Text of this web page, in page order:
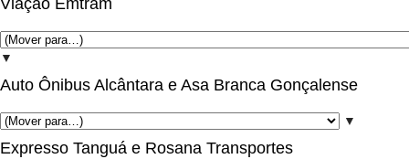
Viação Emtram
▼
Auto Ônibus Alcântara e Asa Branca Gonçalense
▼
Expresso Tanguá e Rosana Transportes